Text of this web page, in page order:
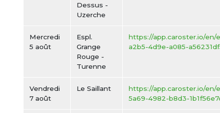
Dessus -
Uzerche
Mercredi
5 août
Espl.
Grange
Rouge -
Turenne
https://app.caroster.io/en/
a2b5-4d9e-a085-
Vendredi
7 août
Le Saillant
https://app.caroster.io/en/
5a69-4982-b8d3-